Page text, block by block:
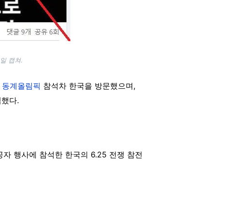
캡쳐.
계올림픽 참석차 한국을 방문했으며,
다.
행사에 참석한 한국의 6.25 전쟁 참전